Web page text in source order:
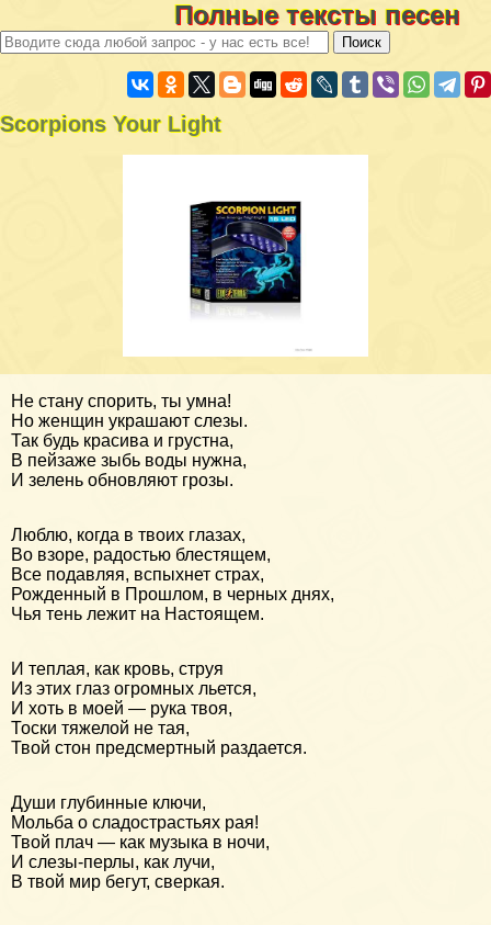
Полные тексты песен
Scorpions Your Light
Не стану спорить, ты умна!
Но женщин украшают слезы.
Так будь красива и грустна,
В пейзаже зыбь воды нужна,
И зелень обновляют грозы.
Люблю, когда в твоих глазах,
Во взоре, радостью блестящем,
Все подавляя, вспыхнет страх,
Рожденный в Прошлом, в черных днях,
Чья тень лежит на Настоящем.
И теплая, как кровь, струя
Из этих глаз огромных льется,
И хоть в моей — рука твоя,
Тоски тяжелой не тая,
Твой стон предсмертный раздается.
Души глубинные ключи,
Мольба о сладострастьях рая!
Твой плач — как музыка в ночи,
И слезы-перлы, как лучи,
В твой мир бегут, сверкая.